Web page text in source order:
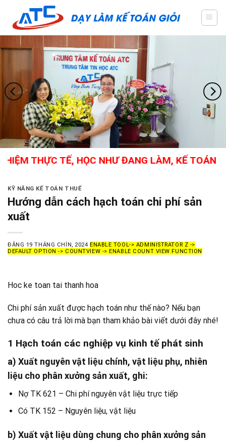
content
TẾ, HỌC NHƯ ĐANG LÀM, KẾ TOÁN TỔNG
KỸ NĂNG KẾ TOÁN THUẾ
Hướng dẫn cách hạch toán chi phí sản
xuất
ĐĂNG 19 THÁNG CHÍN, 2024 ENABLE TOOL-> ADMINISTRATOR Z ->
DEFAULT OPTION -> COUNTVIEW -> ENABLE COUNT VIEW FUNCTION
Hoc ke toan tai thanh hoa
Chi phí sản xuất được hạch toán như thế nào? Nếu bạn
chưa có câu trả lời mà bạn tham khảo bài viết dưới đây nhé!
1 Hạch toán các nghiệp vụ kinh tế phát sinh
a) Xuất nguyên vật liệu chính, vật liệu phụ, nhiên
liệu cho phân xưởng sản xuất, ghi:
Nợ TK 621 – Chi phí nguyên vật liệu trực tiếp
Có TK 152 – Nguyên liệu, vật liệu
b) Xuất vật liệu dùng chung cho phân xưởng sản